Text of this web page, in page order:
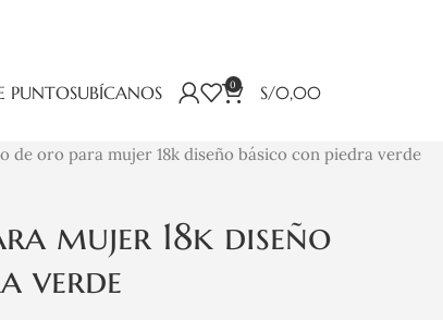
PUNTOSUBÍCANOS 0 S/0,00
de oro para mujer 18k diseño básico con piedra verde
mujer 18k diseño
verde